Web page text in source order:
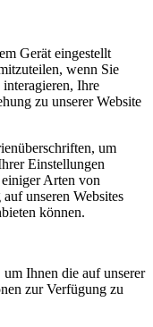
Gerät eingestellt
wenn Sie
interagieren, Ihre
zu unserer Website
um
Einstellungen
einiger Arten von
unseren Websites
können.
Ihnen die auf unserer
zur Verfügung zu